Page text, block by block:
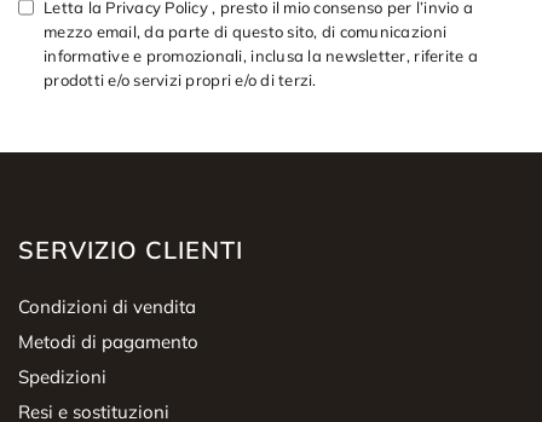
Letta la Privacy Policy , presto il mio consenso per l’invio a
mezzo email, da parte di questo sito, di comunicazioni
informative e promozionali, inclusa la newsletter, riferite a
prodotti e/o servizi propri e/o di terzi.
SERVIZIO CLIENTI
Condizioni di vendita
Metodi di pagamento
Spedizioni
Resi e sostituzioni